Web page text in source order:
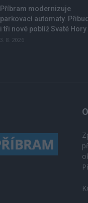
Příbram modernizuje
parkovací automaty.
i tři nové poblíž Svaté Hory
3. 8. 2026